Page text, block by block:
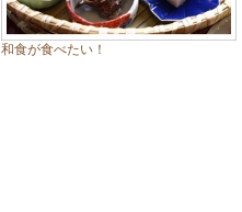
和食が食べたい！